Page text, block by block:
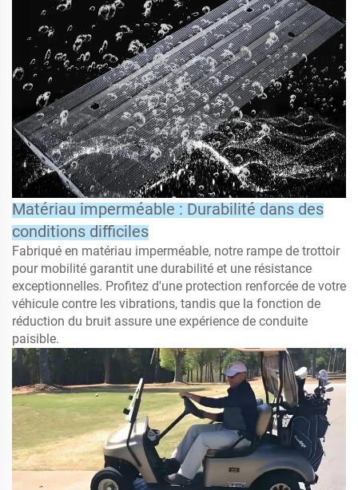
Matériau imperméable : Durabilité dans des
conditions difficiles
Fabriqué en matériau imperméable, notre rampe de trottoir
pour mobilité garantit une durabilité et une résistance
exceptionnelles. Profitez d'une protection renforcée de votre
véhicule contre les vibrations, tandis que la fonction de
réduction du bruit assure une expérience de conduite
paisible.